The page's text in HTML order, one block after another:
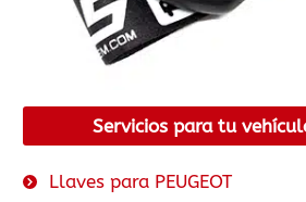
Servicios para tu
Llaves para PEUGEOT